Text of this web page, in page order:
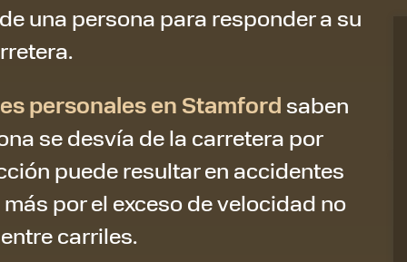
una persona para responder a su
personales en Stamford saben
se desvía de la carretera por
puede resultar en accidentes
por el exceso de velocidad no
carriles.